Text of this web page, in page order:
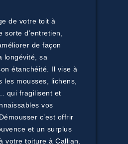
de votre toit à
sorte d’entretien,
de façon
longévité, sa
étanchéité. Il vise à
les mousses, lichens,
qui fragilisent et
vos
c’est offrir
et un surplus
votre toiture à Callian.